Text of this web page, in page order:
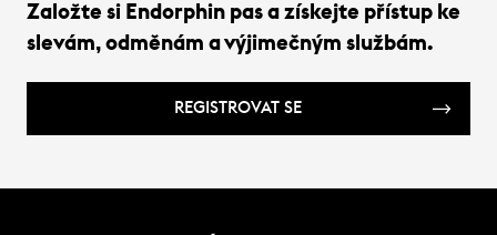
Založte si Endorphin pas a získejte přístup ke
slevám, odměnám a výjimečným službám.
REGISTROVAT SE